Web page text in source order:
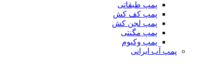
پمپ طبقاتی
پمپ کف کش
پمپ لجن کش
پمپ مگنتی
پمپ وکیوم
پمپ آب ایرانی